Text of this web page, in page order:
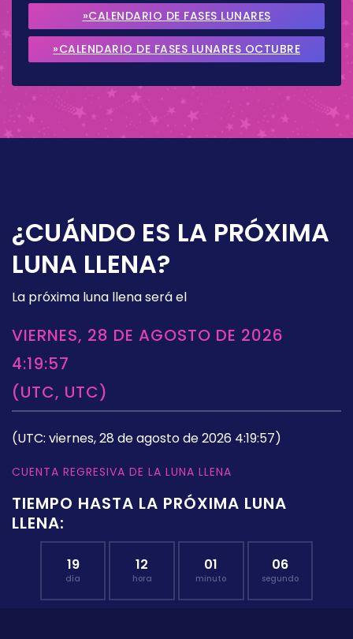
2026
»CALENDARIO DE FASES LUNARES
SEPTIEMBRE 2026
»CALENDARIO DE FASES LUNARES OCTUBRE
¿CUÁNDO ES LA PRÓXIMA
LUNA LLENA?
La próxima luna llena será el
VIERNES, 28 DE AGOSTO DE 2026
4:19:57
(UTC, UTC)
(UTC: viernes, 28 de agosto de 2026 4:19:57)
CUENTA REGRESIVA DE LA LUNA LLENA
TIEMPO HASTA LA PRÓXIMA LUNA
LLENA:
19
día
12
hora
01
minuto
05
segundo